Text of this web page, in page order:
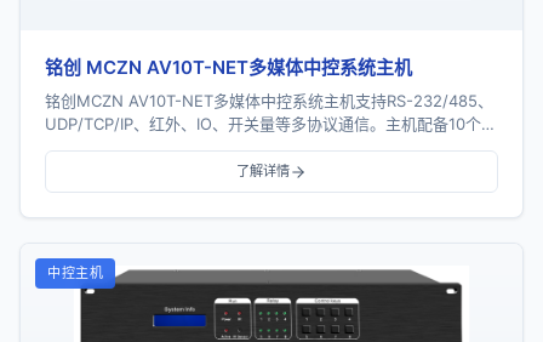
铭创 MCZN AV10T-NET多媒体中控系统主机
铭创MCZN AV10T-NET多媒体中控系统主机支持RS-232/485、
UDP/TCP/IP、红外、IO、开关量等多协议通信。主机配备10个串
口、8个红外口...
了解详情
中控主机